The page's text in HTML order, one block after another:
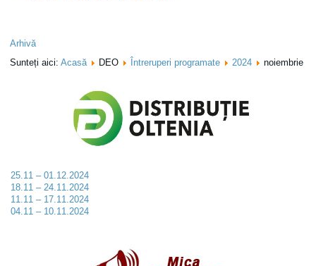
Arhivă
Sunteți aici:Acasă DEO Întreruperi programate 2024 noiembrie
25.11 – 01.12.2024
18.11 – 24.11.2024
11.11 – 17.11.2024
04.11 – 10.11.2024